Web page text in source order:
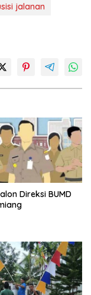
jalanan
Direksi BUMD